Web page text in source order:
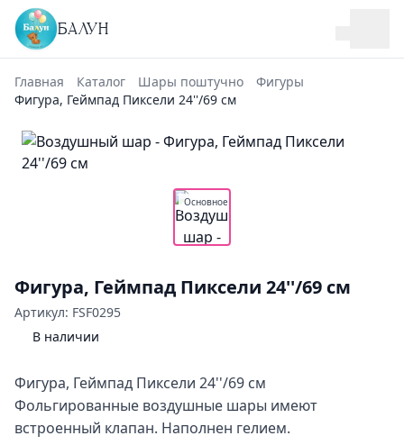
БАЛУН
Главная Каталог Шары поштучно
Фигуры
Фигура, Геймпад Пиксели 24''/69 см
Основное
Фигура, Геймпад Пиксели 24''/69 см
Артикул: FSF0295
В наличии
Фигура, Геймпад Пиксели 24''/69 см
Фольгированные воздушные шары имеют
встроенный клапан. Наполнен гелием.